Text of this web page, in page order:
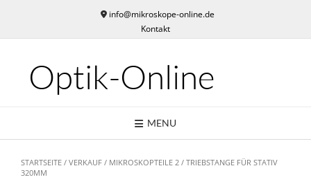
content
info@mikroskope-online.de
Kontakt
Optik-Online
MENU
STARTSEITE / VERKAUF / MIKROSKOPTEILE 2 / TRIEBSTANGE FÜR STATIV
320MM